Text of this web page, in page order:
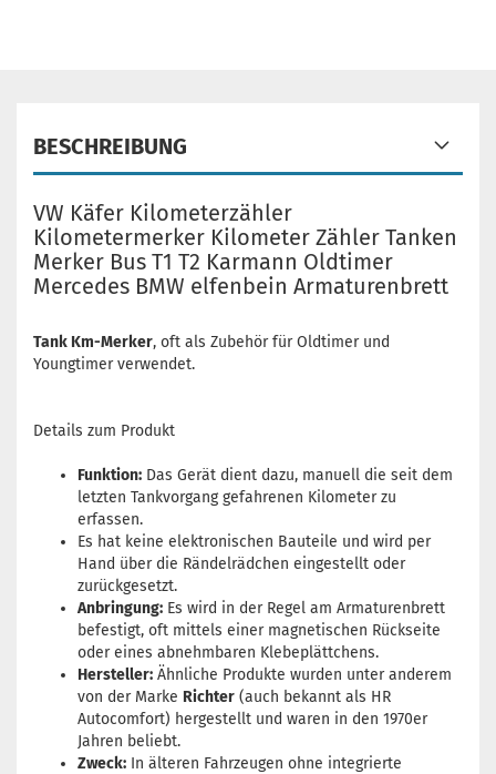
BESCHREIBUNG
VW Käfer Kilometerzähler
Kilometermerker Kilometer Zähler Tanken
Merker Bus T1 T2 Karmann Oldtimer
Mercedes BMW elfenbein Armaturenbrett
Tank Km-Merker, oft als Zubehör für Oldtimer und
Youngtimer verwendet.
Details zum Produkt
Funktion: Das Gerät dient dazu, manuell die seit dem
letzten Tankvorgang gefahrenen Kilometer zu
erfassen.
Es hat keine elektronischen Bauteile und wird per
Hand über die Rändelrädchen eingestellt oder
zurückgesetzt.
Anbringung: Es wird in der Regel am Armaturenbrett
befestigt, oft mittels einer magnetischen Rückseite
oder eines abnehmbaren Klebeplättchens.
Hersteller: Ähnliche Produkte wurden unter anderem
von der Marke Richter (auch bekannt als HR
Autocomfort) hergestellt und waren in den 1970er
Jahren beliebt.
Zweck: In älteren Fahrzeugen ohne integrierte